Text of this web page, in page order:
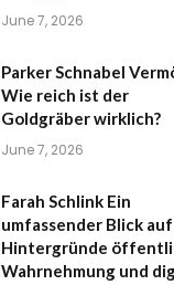
June 7, 2026
Parker Schnabel
Wie reich ist der
Goldgräber wirklich?
June 7, 2026
Farah Schlink Ein
umfassender Blick auf
Hintergründe
Wahrnehmung und